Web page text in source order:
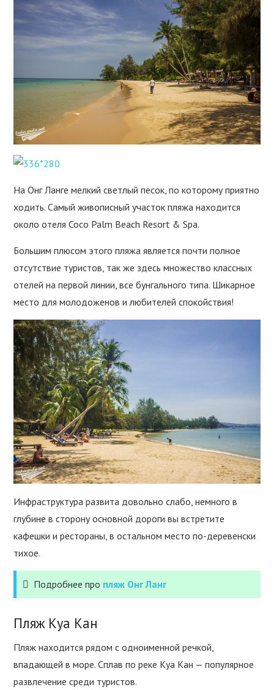
На Онг Ланге мелкий светлый песок, по которому приятно
ходить. Самый живописный участок пляжа находится
около отеля Coco Palm Beach Resort & Spa.
Большим плюсом этого пляжа является почти полное
отсутствие туристов, так же здесь множество классных
отелей на первой линии, все бунгального типа. Шикарное
место для молодоженов и любителей спокойствия!
Инфраструктура развита довольно слабо, немного в
глубине в сторону основной дороги вы встретите
кафешки и рестораны, в остальном место по-деревенски
тихое.
Подробнее про пляж Онг Ланг
Пляж Куа Кан
Пляж находится рядом с одноименной речкой,
впадающей в море. Сплав по реке Куа Кан — популярное
развлечение среди туристов.